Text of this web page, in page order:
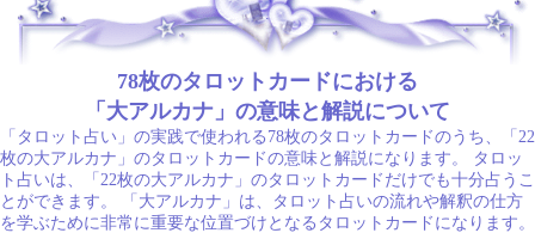
.
78枚のタロットカードにおける
「大アルカナ」の意味と解説について
「タロット占い」の実践で使われる78枚のタロットカードのうち、「22
枚の大アルカナ」のタロットカードの意味と解説になります。 タロッ
ト占いは、「22枚の大アルカナ」のタロットカードだけでも十分占うこ
とができます。 「大アルカナ」は、タロット占いの流れや解釈の仕方
を学ぶために非常に重要な位置づけとなるタロットカードになります。